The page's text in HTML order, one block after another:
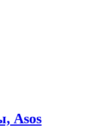
Asos